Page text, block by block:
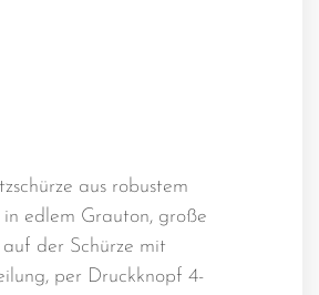
aus robustem
edlem Grauton, große
der Schürze mit
per Druckknopf 4-